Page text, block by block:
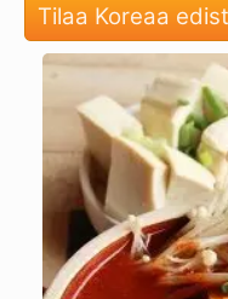
Tilaa Koreaa